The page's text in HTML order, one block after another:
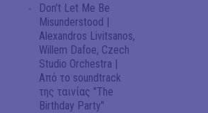
Don't Let Me Be
Misunderstood |
Alexandros Livitsanos,
Willem Dafoe, Czech
Studio Orchestra |
Από το soundtrack
της ταινίας "The
Birthday Party"